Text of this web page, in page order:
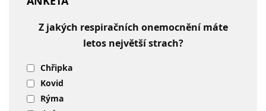
Z jakých respiračních onemocnění máte
letos největší strach?
Chřipka
Kovid
Rýma